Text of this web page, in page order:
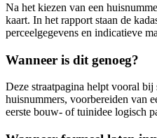
Na het kiezen van een
kaart. In het rapport staan de
perceelgegevens en indicatieve
Wanneer is dit genoeg?
Deze straatpagina helpt vooral
huisnummers, voorbereiden van
eerste bouw- of tuinidee logisch